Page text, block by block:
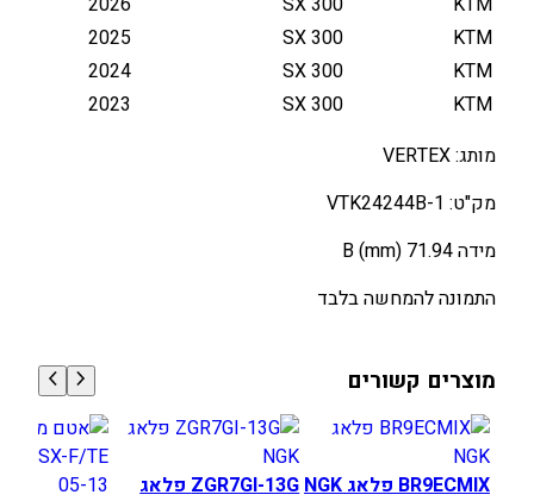
/
H
U
Q
/
T
S
T
E
/
E
KTM
SX 300
2025
KTM
SX 300
2024
KTM
SX 300
2023
מותג: VERTEX
מק"ט: VTK24244B-1
מידה 71.94 B (mm)
התמונה להמחשה בלבד
מוצרים קשורים
BR9ECMIX פלאג NGK
ZGR7GI-13G פלאג